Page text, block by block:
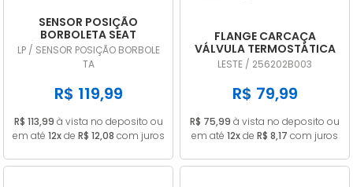
SENSOR POSIÇÃO
BORBOLETA SEAT
CÓRDOBA 1.8 1995 A 1999
TPS DIGITAL LP707
LP / SENSOR POSIÇÃO BORBOLE
TA
R$ 119,99
R$ 113,99 à vista no deposito ou
em até 12xde R$ 12,08 com juros
FLANGE CARCAÇA
VÁLVULA TERMOSTÁTICA
HYUNDAI HB20 I30
VELOSTER CRETA 1.6 16V
256202B003
LESTE / 256202B003
R$ 79,99
R$ 75,99 à vista no deposito ou
em até 12xde R$ 8,17 com juros